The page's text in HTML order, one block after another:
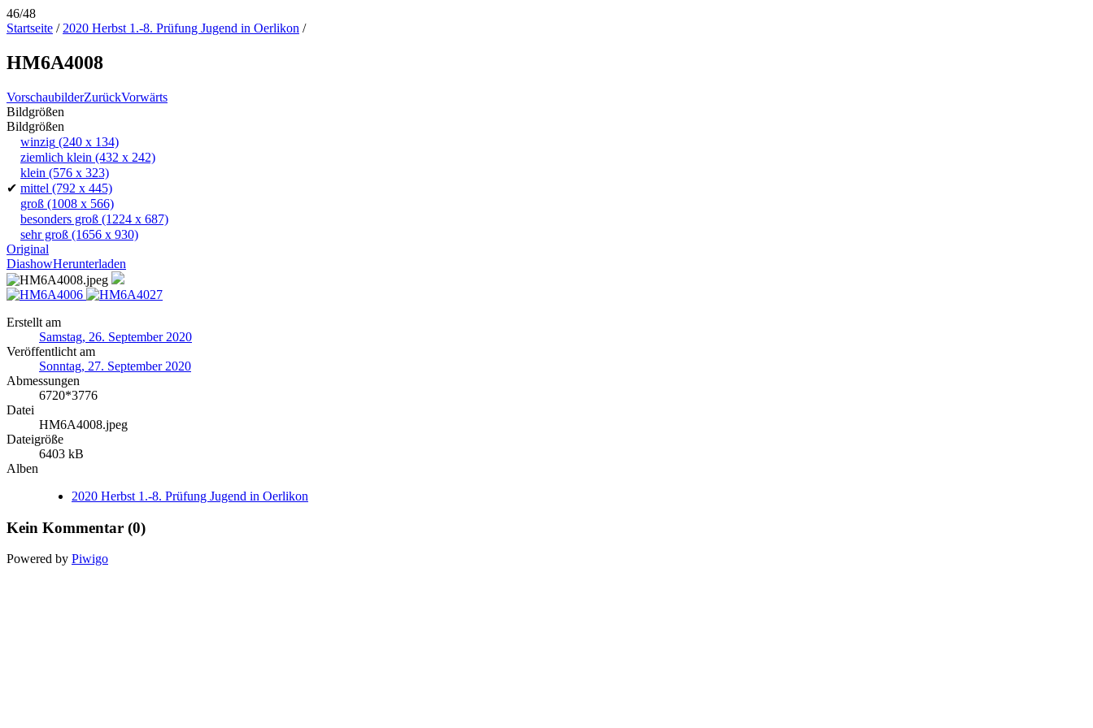
46/48
Startseite / 2020 Herbst 1.-8. Prüfung Jugend in Oerlikon /
HM6A4008
VorschaubilderZurückVorwärts
Bildgrößen
Bildgrößen
winzig (240 x 134)
ziemlich klein (432 x 242)
klein (576 x 323)
✔ mittel (792 x 445)
groß (1008 x 566)
besonders groß (1224 x 687)
sehr groß (1656 x 930)
Original
DiashowHerunterladen
Erstellt am
Samstag, 26. September 2020
Veröffentlicht am
Sonntag, 27. September 2020
Abmessungen
6720*3776
Datei
HM6A4008.jpeg
Dateigröße
6403 kB
Alben
2020 Herbst 1.-8. Prüfung Jugend in Oerlikon
Kein Kommentar (0)
Powered by Piwigo